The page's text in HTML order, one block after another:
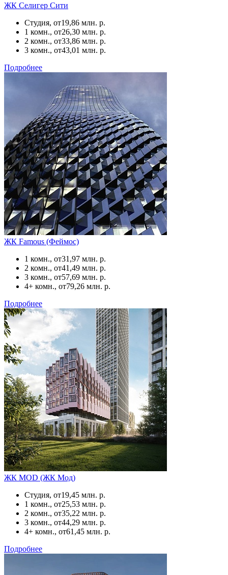
ЖК Селигер Сити
Студия, от19,86 млн. р.
1 комн., от26,30 млн. р.
2 комн., от33,86 млн. р.
3 комн., от43,01 млн. р.
Подробнее
ЖК Famous (Феймос)
1 комн., от31,97 млн. р.
2 комн., от41,49 млн. р.
3 комн., от57,69 млн. р.
4+ комн., от79,26 млн. р.
Подробнее
ЖК MOD (ЖК Мод)
Студия, от19,45 млн. р.
1 комн., от25,53 млн. р.
2 комн., от35,22 млн. р.
3 комн., от44,29 млн. р.
4+ комн., от61,45 млн. р.
Подробнее